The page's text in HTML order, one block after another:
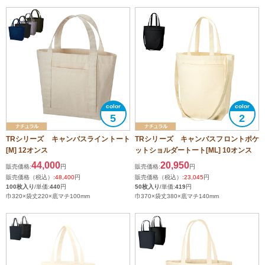
5
TRシリーズ キャンバスライントート
[M] 12オンス
販売価格:44,000円
販売価格（税込）:48,400円
100枚入り/単価:440円
巾320×袋丈220×底マチ100mm
2
TRシリーズ キャンバスフロントポケ
ットショルダートート[ML] 10オンス
販売価格:20,950円
販売価格（税込）:23,045円
50枚入り/単価:419円
巾370×袋丈380×底マチ140mm